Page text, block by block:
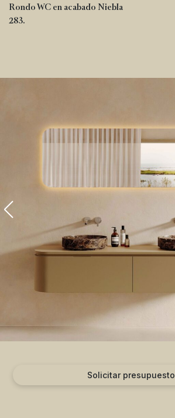
Rondo WC en acabado Niebla
283.
Solicitar presupuesto